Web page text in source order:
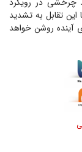
تقابل به تشدید
آینده روشن خواهد